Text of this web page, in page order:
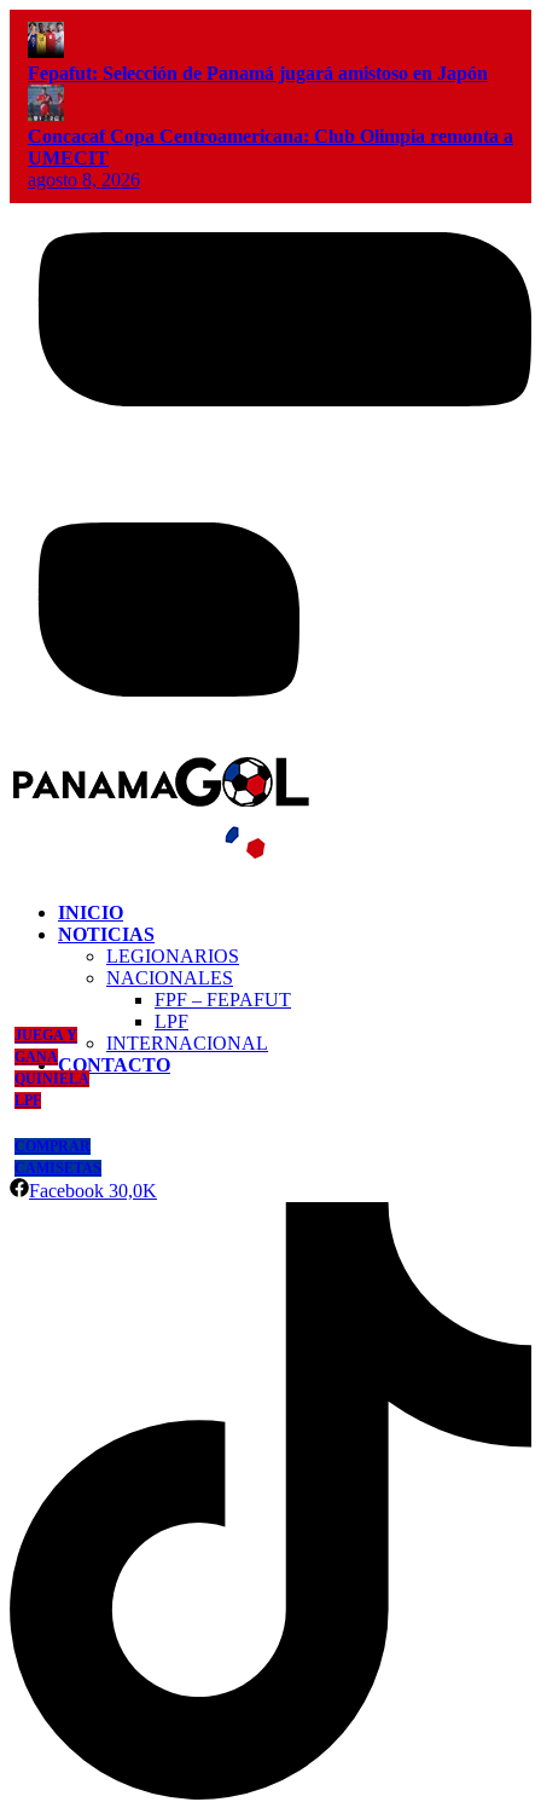
Fepafut: Selección de Panamá jugará amistoso en Japón
Concacaf Copa Centroamericana: Club Olimpia remonta a
UMECIT
agosto 8, 2026
INICIO
NOTICIAS
LEGIONARIOS
NACIONALES
FPF – FEPAFUT
LPF
INTERNACIONAL
CONTACTO
JUEGA Y
GANA
QUINIELA
LPF
COMPRAR
CAMISETAS
Facebook 30,0K